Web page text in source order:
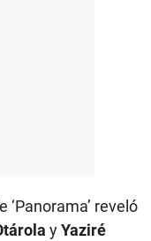
reveló
yYaziré